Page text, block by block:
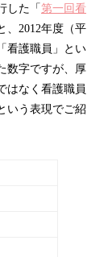
した「 第一回看
、2012年度（平
看護職員」とい
数字ですが、厚
はなく看護職員
いう表現でご紹